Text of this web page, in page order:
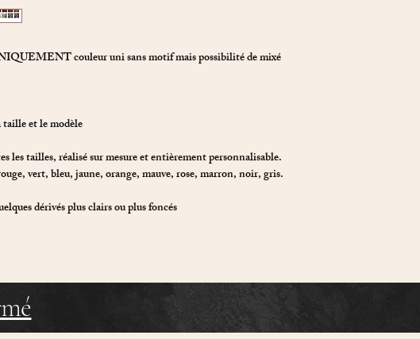
couleur uni sans motif mais possibilité de mixé
et le modèle
les tailles, réalisé sur mesure et entièrement personnalisable.
vert, bleu, jaune, orange, mauve, rose, marron, noir, gris.
dérivés plus clairs ou plus foncés